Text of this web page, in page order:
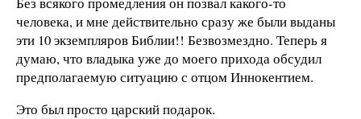
человека, и мне действительно сразу же были выданы
эти 10 экземпляров Библии!! Безвозмездно. Теперь я
думаю, что владыка уже до моего прихода обсудил
предполагаемую ситуацию с отцом Иннокентием.
Это был просто царский подарок.